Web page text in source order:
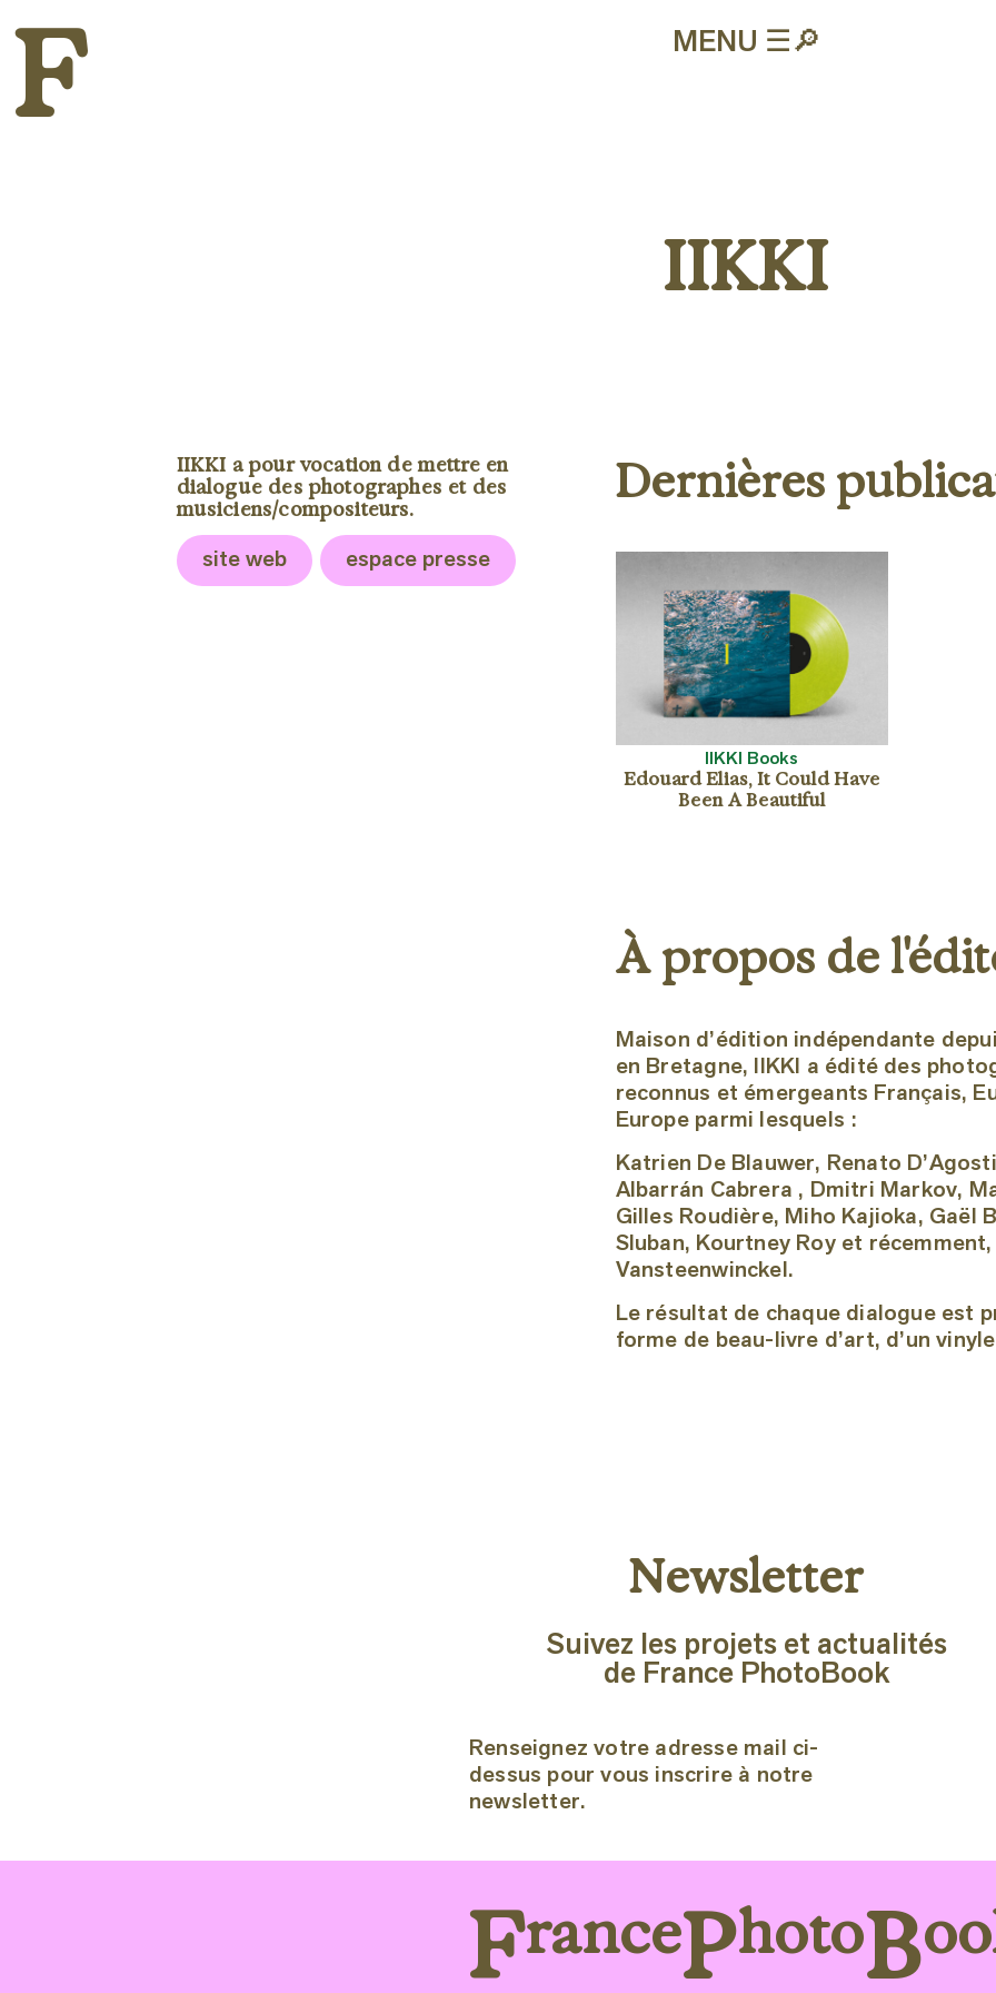
MENU ☰🔎︎
F
IIKKI
IIKKI a pour vocation de mettre en
dialogue des photographes et des
musiciens/compositeurs.
site web espace presse
Dernières
IIKKI Books
Edouard Elias, It Could Have
Been A Beautiful
À propos de
Maison d’édition indépendante
en Bretagne, IIKKI a édité des
reconnus et émergeants Français,
Europe parmi lesquels :
Katrien De Blauwer, Renato
Albarrán Cabrera , Dmitri Markov,
Gilles Roudière, Miho Kajioka, Gaël
Sluban, Kourtney Roy et
Vansteenwinckel.
Le résultat de chaque dialogue est
forme de beau-livre d’art, d’un
Newsletter
Suivez les projets et actualités
de France PhotoBook
Renseignez votre adresse mail ci-
dessus pour vous inscrire à notre
newsletter.
FrancePhotoB